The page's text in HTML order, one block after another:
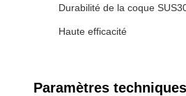
Durabilité de la coque
Haute efficacité
Paramètres